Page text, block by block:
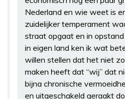
Nederland en wie weet is
zuidelijker temperament
straat opgaat en in
in eigen land ken ik wat
willen stellen dat het niet
maken heeft dat “wij” dat
bijna chronische
en uitgeschakeld geraakt